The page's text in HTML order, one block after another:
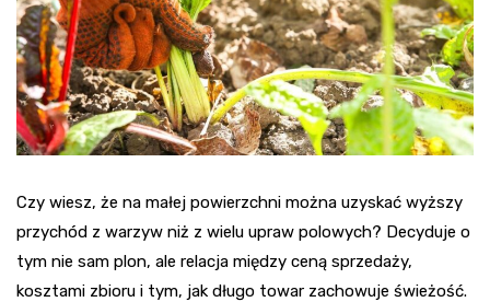
Czy wiesz, że na małej powierzchni można uzyskać wyższy
przychód z warzyw niż z wielu upraw polowych? Decyduje o
tym nie sam plon, ale relacja między ceną sprzedaży,
kosztami zbioru i tym, jak długo towar zachowuje świeżość.